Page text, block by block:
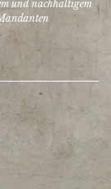
und nach­haltigem